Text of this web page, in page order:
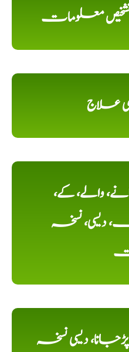
معلومات
علاج
والے، کے،
دیسی، نسخہ
دیسی نسخہ